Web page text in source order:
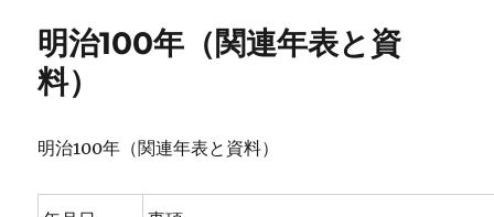
明治100年（関連年表と資
料）
明治100年（関連年表と資料）